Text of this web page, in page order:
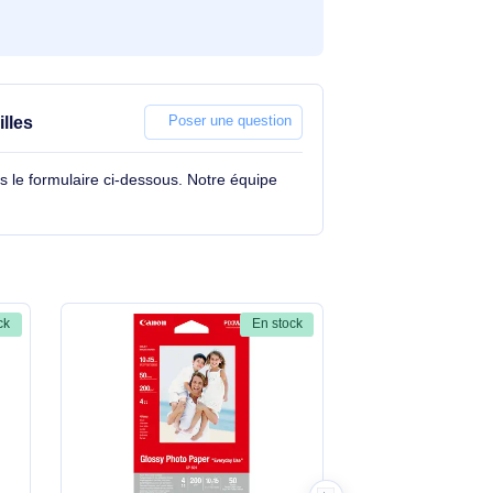
- 50 feuilles Poser une question
à travers le formulaire ci-dessous. Notre équipe